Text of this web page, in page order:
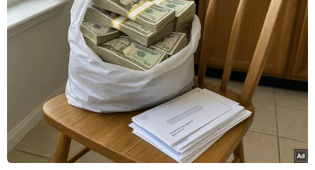
"Grace 1" của Iran với lý do tàu này vi phạm các
trừng phạt của Liên minh châu Âu (EU) đối với
(TTXVN/Vietnam+)